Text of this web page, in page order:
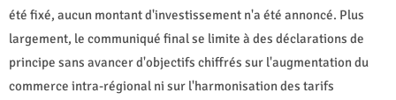
été fixé, aucun montant d'investissement n'a été annoncé. Plus
largement, le communiqué final se limite à des déclarations de
principe sans avancer d'objectifs chiffrés sur l'augmentation du
commerce intra-régional ni sur l'harmonisation des tarifs